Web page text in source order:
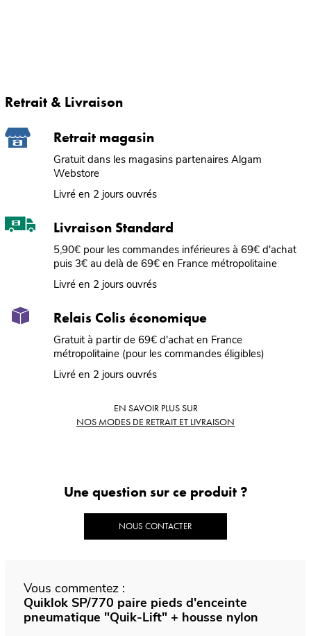
Retrait & Livraison
Retrait magasin
Gratuit dans les magasins partenaires Algam
Webstore
Livré en 2 jours ouvrés
Livraison Standard
5,90€ pour les commandes inférieures à 69€ d'achat
puis 3€ au delà de 69€ en France métropolitaine
Livré en 2 jours ouvrés
Relais Colis économique
Gratuit à partir de 69€ d'achat en France
métropolitaine (pour les commandes éligibles)
Livré en 2 jours ouvrés
EN SAVOIR PLUS SUR
NOS MODES DE RETRAIT ET LIVRAISON
Une question sur ce produit ?
NOUS CONTACTER
Vous commentez :
Quiklok SP/770 paire pieds d'enceinte
pneumatique "Quik-Lift" + housse nylon